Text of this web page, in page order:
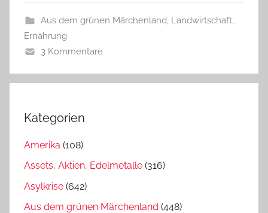
Aus dem grünen Märchenland, Landwirtschaft,
Ernährung
3 Kommentare
Kategorien
Amerika (108)
Assets, Aktien, Edelmetalle (316)
Asylkrise (642)
Aus dem grünen Märchenland (448)